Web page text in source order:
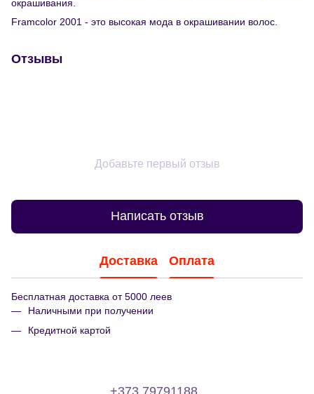
окрашивания.
Framcolor 2001 - это высокая мода в окрашивании волос.
Отзывы
Добавьте первый отзыв
Написать отзыв
Доставка Оплата
Бесплатная доставка от 5000 леев
Наличными при получении
Кредитной картой
+373 79791188